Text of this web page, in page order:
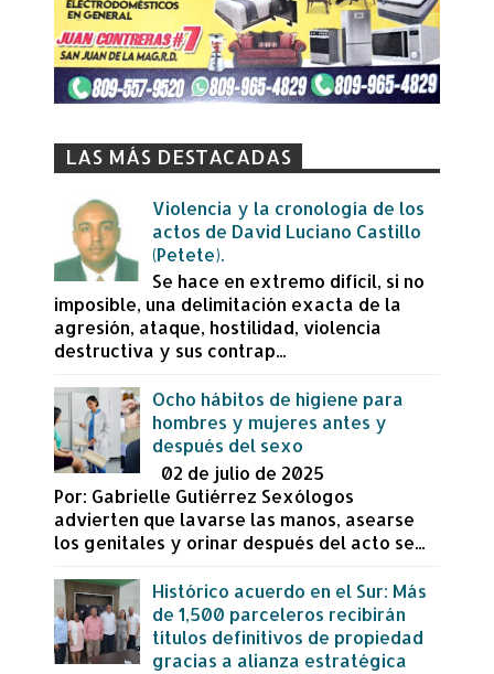
LAS MÁS DESTACADAS
Violencia y la cronología de los
actos de David Luciano Castillo
(Petete).
Se hace en extremo difícil, si no
imposible, una delimitación exacta de la
agresión, ataque, hostilidad, violencia
destructiva y sus contrap...
Ocho hábitos de higiene para
hombres y mujeres antes y
después del sexo
02 de julio de 2025
Por: Gabrielle Gutiérrez Sexólogos
advierten que lavarse las manos, asearse
los genitales y orinar después del acto se...
Histórico acuerdo en el Sur: Más
de 1,500 parceleros recibirán
títulos definitivos de propiedad
gracias a alianza estratégica